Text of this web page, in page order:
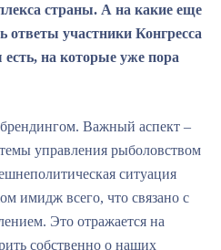
страны. А на какие еще
ответы участники Конгресса
на которые уже пора
Важный аспект –
управления рыболовством
ситуация
имидж всего, что связано с
Это отражается на
собственно о наших